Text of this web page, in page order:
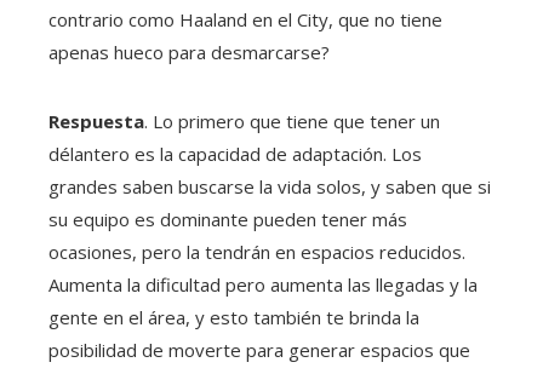
contrario como Haaland en el City, que no tiene
apenas hueco para desmarcarse?
Respuesta. Lo primero que tiene que tener un
délantero es la capacidad de adaptación. Los
grandes saben buscarse la vida solos, y saben que si
su equipo es dominante pueden tener más
ocasiones, pero la tendrán en espacios reducidos.
Aumenta la dificultad pero aumenta las llegadas y la
gente en el área, y esto también te brinda la
posibilidad de moverte para generar espacios que